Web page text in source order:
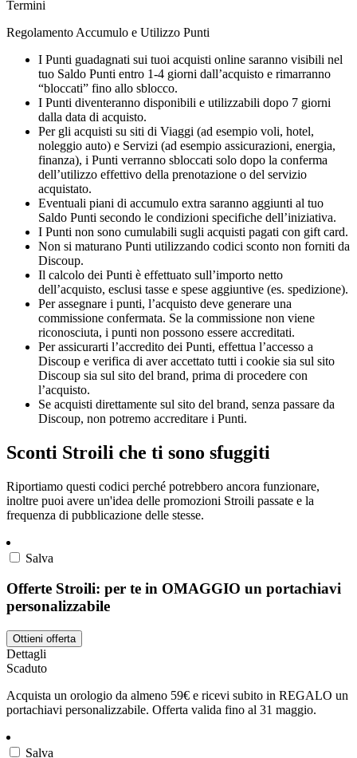
Termini
Regolamento Accumulo e Utilizzo Punti
I Punti guadagnati sui tuoi acquisti online saranno visibili nel
tuo Saldo Punti entro 1-4 giorni dall’acquisto e rimarranno
“bloccati” fino allo sblocco.
I Punti diventeranno disponibili e utilizzabili dopo 7 giorni
dalla data di acquisto.
Per gli acquisti su siti di Viaggi (ad esempio voli, hotel,
noleggio auto) e Servizi (ad esempio assicurazioni, energia,
finanza), i Punti verranno sbloccati solo dopo la conferma
dell’utilizzo effettivo della prenotazione o del servizio
acquistato.
Eventuali piani di accumulo extra saranno aggiunti al tuo
Saldo Punti secondo le condizioni specifiche dell’iniziativa.
I Punti non sono cumulabili sugli acquisti pagati con gift card.
Non si maturano Punti utilizzando codici sconto non forniti da
Discoup.
Il calcolo dei Punti è effettuato sull’importo netto
dell’acquisto, esclusi tasse e spese aggiuntive (es. spedizione).
Per assegnare i punti, l’acquisto deve generare una
commissione confermata. Se la commissione non viene
riconosciuta, i punti non possono essere accreditati.
Per assicurarti l’accredito dei Punti, effettua l’accesso a
Discoup e verifica di aver accettato tutti i cookie sia sul sito
Discoup sia sul sito del brand, prima di procedere con
l’acquisto.
Se acquisti direttamente sul sito del brand, senza passare da
Discoup, non potremo accreditare i Punti.
Sconti Stroili che ti sono sfuggiti
Riportiamo questi codici perché potrebbero ancora funzionare,
inoltre puoi avere un'idea delle promozioni Stroili passate e la
frequenza di pubblicazione delle stesse.
Salva
Offerte Stroili: per te in OMAGGIO un portachiavi
personalizzabile
Ottieni offerta
Dettagli
Scaduto
Acquista un orologio da almeno 59€ e ricevi subito in REGALO un
portachiavi personalizzabile. Offerta valida fino al 31 maggio.
Salva